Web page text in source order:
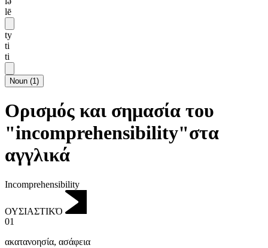
lē
ty
ti
ti
Noun (1)
Ορισμός και σημασία του
"incomprehensibility"στα
αγγλικά
Incomprehensibility
ΟΥΣΙΑΣΤΙΚΌ
01
ακατανoησία, ασάφεια